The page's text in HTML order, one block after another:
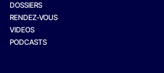
DOSSIERS
RENDEZ-VOUS
VIDEOS
PODCASTS